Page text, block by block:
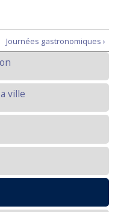
Journées gastronomiques ›
ville